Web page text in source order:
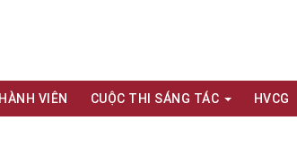
VIÊN CUỘC THI SÁNG TÁC HVCG